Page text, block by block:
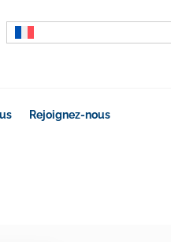
Rejoignez-nous